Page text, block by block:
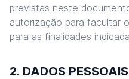
previstas neste
autorização para facultar
para as finalidades
2. DADOS PESSOAIS